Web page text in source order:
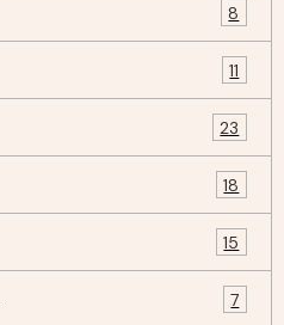
8
11
23
18
15
7